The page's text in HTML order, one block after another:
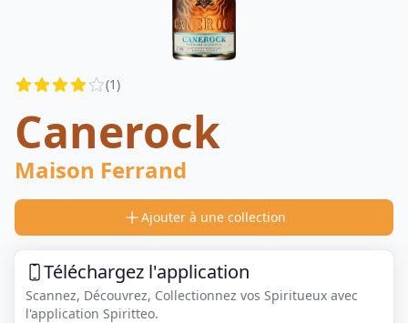
Reviews (1)
Canerock
Maison Ferrand
Ajouter à une collection
Téléchargez l'application
Scannez, Découvrez, Collectionnez vos Spiritueux avec
l'application Spiritteo.